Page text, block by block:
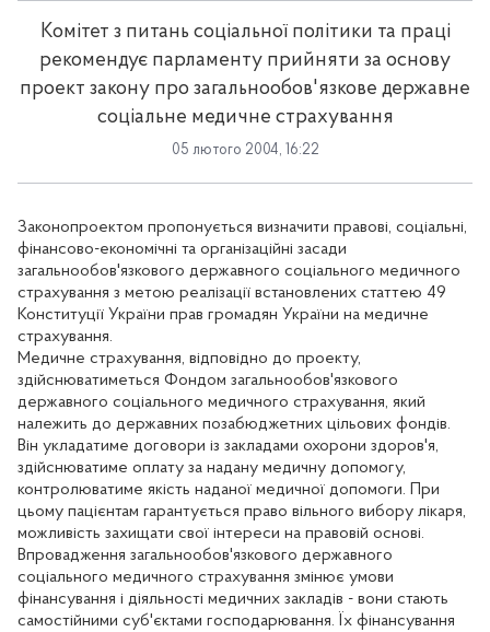
Комітет з питань соціальної політики та праці
рекомендує парламенту прийняти за основу
проект закону про загальнообов'язкове державне
соціальне медичне страхування
05 лютого 2004, 16:22
Законопроектом пропонується визначити правові, соціальні,
фінансово-економічні та організаційні засади
загальнообов'язкового державного соціального медичного
страхування з метою реалізації встановлених статтею 49
Конституції України прав громадян України на медичне
страхування.
Медичне страхування, відповідно до проекту,
здійснюватиметься Фондом загальнообов'язкового
державного соціального медичного страхування, який
належить до державних позабюджетних цільових фондів.
Він укладатиме договори із закладами охорони здоров'я,
здійснюватиме оплату за надану медичну допомогу,
контролюватиме якість наданої медичної допомоги. При
цьому пацієнтам гарантується право вільного вибору лікаря,
можливість захищати свої інтереси на правовій основі.
Впровадження загальнообов'язкового державного
соціального медичного страхування змінює умови
фінансування і діяльності медичних закладів - вони стають
самостійними суб'єктами господарювання. Їх фінансування